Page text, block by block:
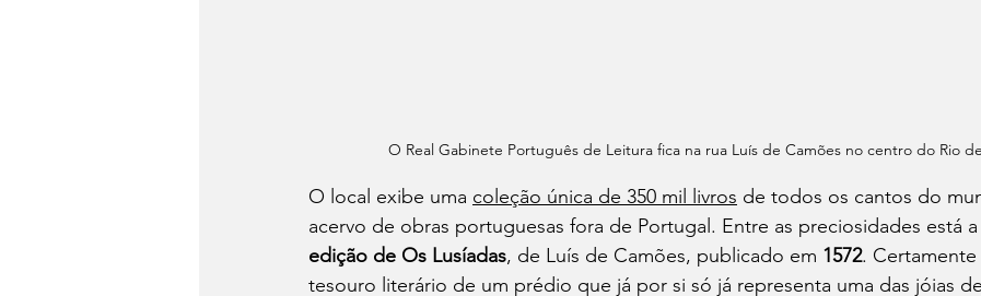
O Real Gabinete Português de Leitura fica na rua Luís de Camões no centro do Rio
O local exibe uma coleção única de 350 mil livros de todos os cantos do
acervo de obras portuguesas fora de Portugal. Entre as preciosidades está a
edição de Os Lusíadas, de Luís de Camões, publicado em 1572.
tesouro literário de um prédio que já por si só já representa uma das jóias